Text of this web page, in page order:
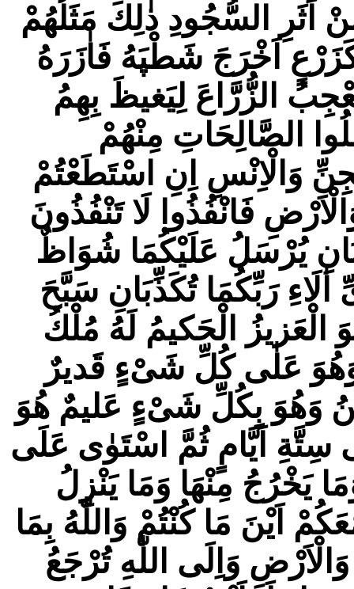
اَثَرِ السُّجُودِ ذٰلِكَ مَثَلُهُمْ
كَزَرْعٍ اَخْرَجَ شَطْپَهُ فَاٰزَرَهُ
الزُّرَّاعَ لِيَغيظَ بِهِمُ
الصَّالِحَاتِ مِنْهُمْ
وَالْاِنْسِ اِنِ اسْتَطَعْتُمْ
فَانْفُذُوا لَا تَنْفُذُونَ
يُرْسَلُ عَلَيْكُمَا شُوَاظٌ
رَبِّكُمَا تُكَذِّبَانِ سَبَّحَ
الْحَكيمُ لَهُ مُلْكُ
عَلٰى كُلِّ شَیْءٍ قَديرٌ
وَهُوَ بِكُلِّ شَیْءٍ عَليمٌ هُوَ
اَيَّامٍ ثُمَّ اسْتَوٰى عَلَى
يَخْرُجُ مِنْهَا وَمَا يَنْزِلُ
اَيْنَ مَا كُنْتُمْ وَاللّٰهُ بِمَا
وَاِلَى اللّٰهِ تُرْجَعُ